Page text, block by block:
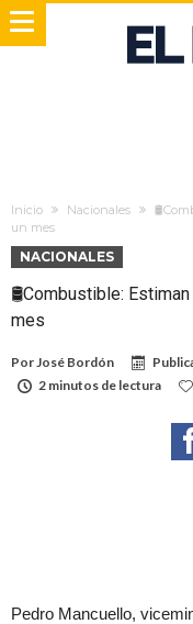
Inicio Nacionales
un mes
NACIONALES
🛢Combustible:
mes
PorJosé Bordón
2 minutos de lectura
Pedro Mancuello,